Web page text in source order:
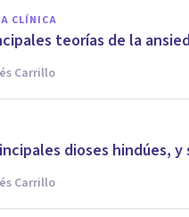
CLÍNICA
teorías de la
Carrillo
dioses hindúes, y
Carrillo